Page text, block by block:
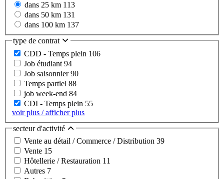
dans 25 km 113
dans 50 km 131
dans 100 km 137
type de contrat
CDD - Temps plein 106
Job étudiant 94
Job saisonnier90
Temps partiel 88
job week-end 84
CDI - Temps plein 55
voir plus / afficher plus
secteur d'activité
Vente au détail / Commerce / Distribution 39
Vente 15
Hôtellerie / Restauration 11
Autres 7